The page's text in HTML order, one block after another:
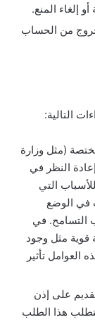
إلغاء المنع.
من الحساب
التالية:
(مثل وزارة
النظر في
التي
في الوضع
التسامح. في
قوية مثل وجود
العوامل تأثير
على إذن
هذا الطلب